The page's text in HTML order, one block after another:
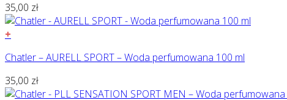
35,00 zł
+
Chatler – AURELL SPORT – Woda perfumowana 100 ml
35,00 zł